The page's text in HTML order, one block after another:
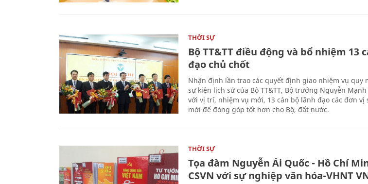
THỜI SỰ
Bộ TT&TT điều động và bổ nhiệm 13
đạo chủ chốt
Nhận định lần trao các quyết định giao nhiệm vụ quy
sự kiện lịch sử của Bộ TT&TT, Bộ trưởng Nguyễn
với vị trí, nhiệm vụ mới, 13 cán bộ lãnh đạo các đơn vị
mới để đóng góp tốt hơn cho Bộ, đất nước.
THỜI SỰ
Tọa đàm Nguyễn Ái Quốc - Hồ Chí
CSVN với sự nghiệp văn hóa-VHNT